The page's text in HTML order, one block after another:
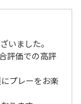
いました。
評価での高評
プレーをお楽